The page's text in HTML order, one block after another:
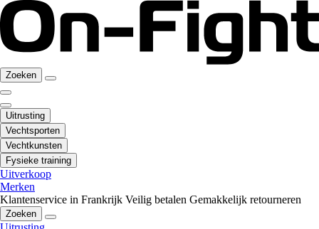
Zoeken
Uitrusting
Vechtsporten
Vechtkunsten
Fysieke training
Uitverkoop
Merken
Klantenservice in Frankrijk Veilig betalen Gemakkelijk retourneren
Zoeken